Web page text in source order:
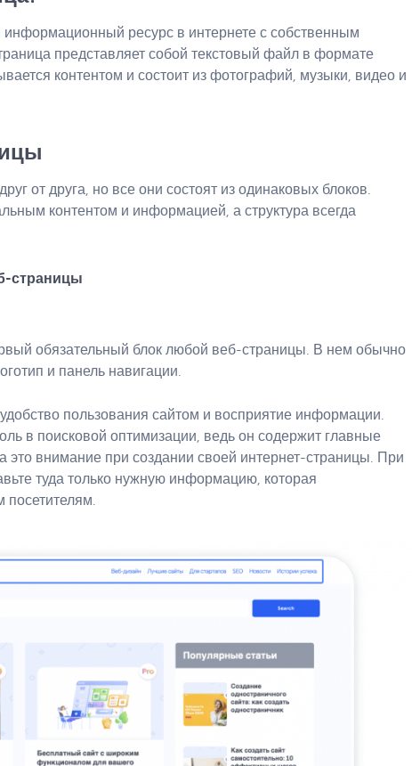
ресурс в интернете с собственным
представляет собой текстовый файл в формате
контентом и состоит из фотографий, музыки, видео и
от друга, но все они состоят из одинаковых блоков.
контентом и информацией, а структура всегда
страницы
обязательный блок любой веб-страницы. В нем обычно
и панель навигации.
пользования сайтом и восприятие информации.
в поисковой оптимизации, ведь он содержит главные
это внимание при создании своей интернет-страницы. При
туда только нужную информацию, которая
посетителям.